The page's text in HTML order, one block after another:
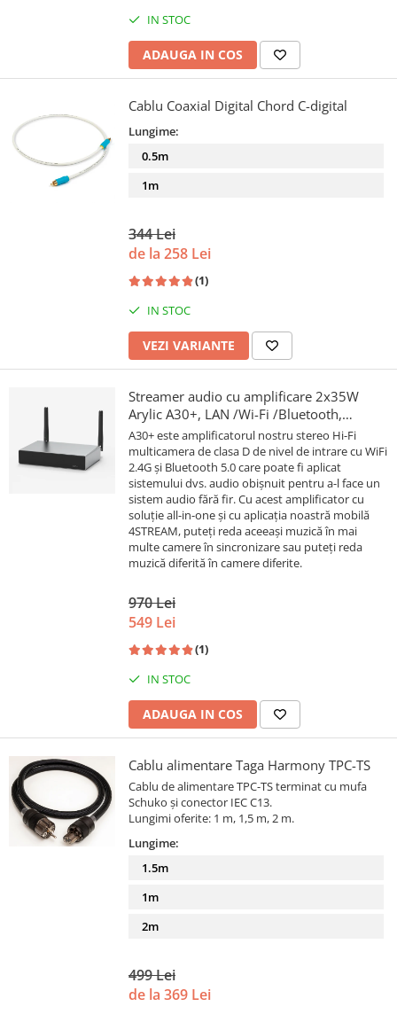
IN STOC
ADAUGA IN COS
Cablu Coaxial Digital Chord C-digital
Lungime:
0.5m
1m
344 Lei
de la 258 Lei
(1)
IN STOC
VEZI VARIANTE
Streamer audio cu amplificare 2x35W
Arylic A30+, LAN /Wi-Fi /Bluetooth,
24bit/192kHz, Multiroom
A30+ este amplificatorul nostru stereo Hi-Fi
multicamera de clasa D de nivel de intrare cu WiFi
2.4G și Bluetooth 5.0 care poate fi aplicat
sistemului dvs. audio obișnuit pentru a-l face un
sistem audio fără fir. Cu acest amplificator cu
soluție all-in-one și cu aplicația noastră mobilă
4STREAM, puteți reda aceeași muzică în mai
multe camere în sincronizare sau puteți reda
muzică diferită în camere diferite.
970 Lei
549 Lei
(1)
IN STOC
ADAUGA IN COS
Cablu alimentare Taga Harmony TPC-TS
Cablu de alimentare TPC-TS terminat cu mufa
Schuko și conector IEC C13.
Lungimi oferite: 1 m, 1,5 m, 2 m.
Lungime:
1.5m
1m
2m
499 Lei
de la 369 Lei